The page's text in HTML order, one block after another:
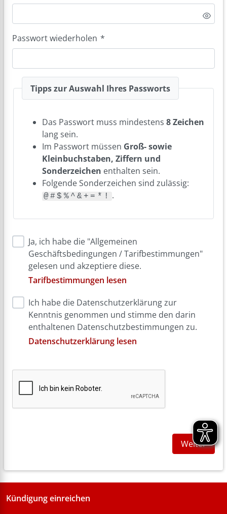
Passwort wiederholen *
Tipps zur Auswahl Ihres Passworts
Das Passwort muss mindestens 8 Zeichen
lang sein.
Im Passwort müssen Groß- sowie
Kleinbuchstaben, Ziffern und
Sonderzeichen enthalten sein.
Folgende Sonderzeichen sind zulässig:
@#$%^&+=*! .
Ja, ich habe die "Allgemeinen
Geschäftsbedingungen / Tarifbestimmungen"
gelesen und akzeptiere diese.
Tarifbestimmungen lesen
Ich habe die Datenschutzerklärung zur
Kenntnis genommen und stimme den darin
enthaltenen Datenschutzbestimmungen zu.
Datenschutzerklärung lesen
Weiter
Kündigung einreichen